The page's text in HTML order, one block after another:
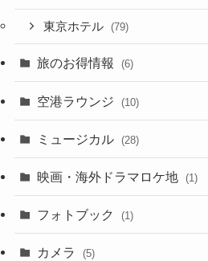
東京ホテル (79)
旅のお得情報 (6)
空港ラウンジ (10)
ミュージカル (28)
映画・海外ドラマロケ地 (1)
フォトブック (1)
カメラ (5)